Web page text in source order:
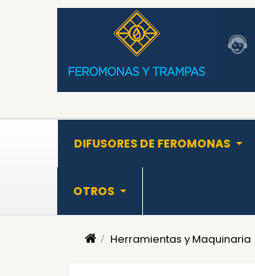
DIFUSORES DE FEROMONAS
OTROS
Herramientas y Maquinaria